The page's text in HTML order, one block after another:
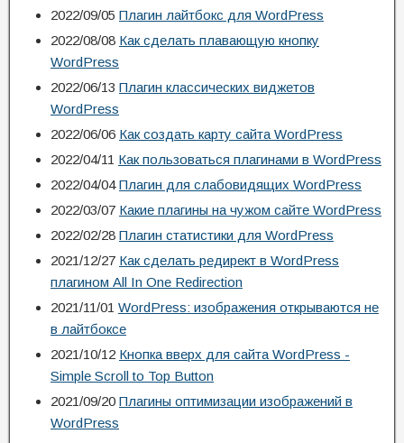
2022/09/05 Плагин лайтбокс для WordPress
2022/08/08 Как сделать плавающую кнопку
WordPress
2022/06/13 Плагин классических виджетов
WordPress
2022/06/06 Как создать карту сайта WordPress
2022/04/11 Как пользоваться плагинами в WordPress
2022/04/04 Плагин для слабовидящих WordPress
2022/03/07 Какие плагины на чужом сайте WordPress
2022/02/28 Плагин статистики для WordPress
2021/12/27 Как сделать редирект в WordPress
плагином All In One Redirection
2021/11/01 WordPress: изображения открываются не
в лайтбоксе
2021/10/12 Кнопка вверх для сайта WordPress -
Simple Scroll to Top Button
2021/09/20 Плагины оптимизации изображений в
WordPress